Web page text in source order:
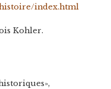
index.html
Kohler.